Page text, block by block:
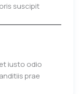
suscipit
iusto odio
prae